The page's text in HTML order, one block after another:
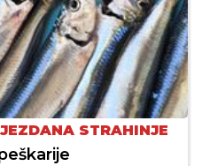
STRAHINJE